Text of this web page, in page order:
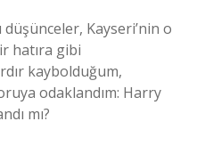
Kayseri’nin o
hatıra gibi
kaybolduğum,
odaklandım: Harry
mı?